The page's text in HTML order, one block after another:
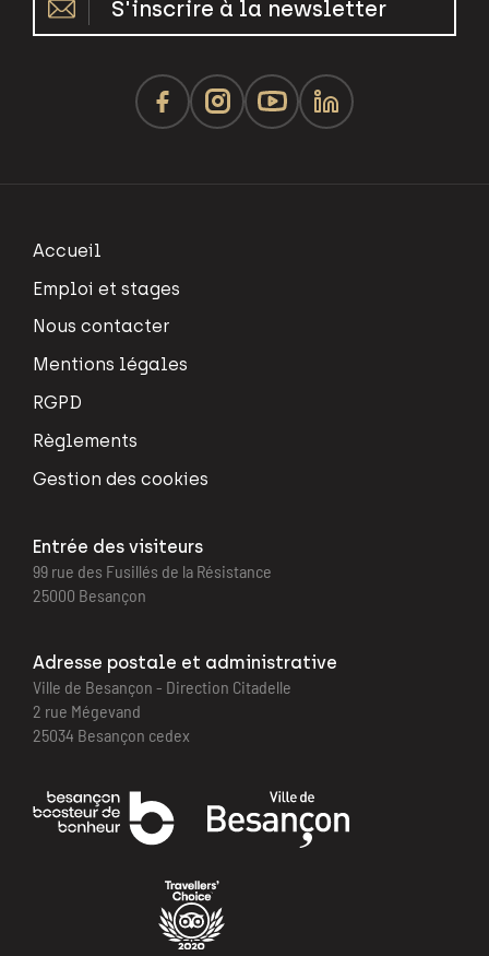
S'inscrire à la newsletter
Accueil
Emploi et stages
Nous contacter
Mentions légales
RGPD
Règlements
Gestion des cookies
Entrée des visiteurs
99 rue des Fusillés de la Résistance
25000 Besançon
Adresse postale et administrative
Ville de Besançon - Direction Citadelle
2 rue Mégevand
25034 Besançon cedex